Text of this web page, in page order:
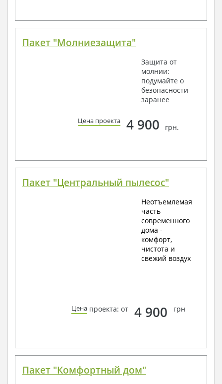
Пакет "Молниезащита"
Защита от
молнии:
подумайте о
безопасности
заранее
Цена проекта 4 900 грн.
Пакет "Центральный пылесос"
Неотъемлемая
часть
современного
дома -
комфорт,
чистота и
свежий воздух
Цена проекта: от 4 900 грн
Пакет "Комфортный дом"